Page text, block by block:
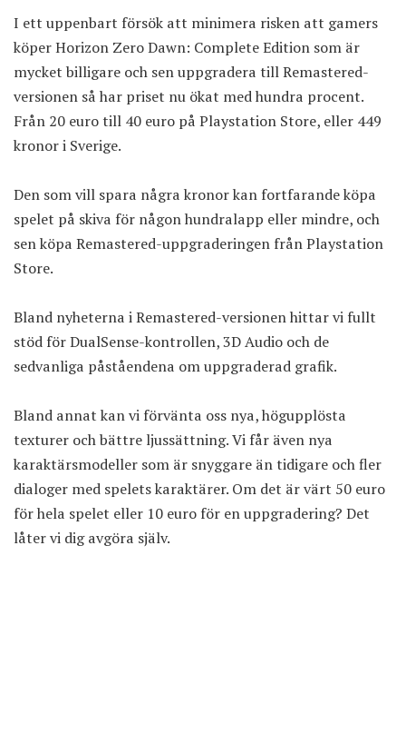
I ett uppenbart försök att minimera risken att gamers
köper Horizon Zero Dawn: Complete Edition som är
mycket billigare och sen uppgradera till Remastered-
versionen så har priset nu ökat med hundra procent.
Från 20 euro till 40 euro på Playstation Store, eller 449
kronor i Sverige.
Den som vill spara några kronor kan fortfarande köpa
spelet på skiva för någon hundralapp eller mindre, och
sen köpa Remastered-uppgraderingen från Playstation
Store.
Bland nyheterna i Remastered-versionen hittar vi fullt
stöd för DualSense-kontrollen, 3D Audio och de
sedvanliga påståendena om uppgraderad grafik.
Bland annat kan vi förvänta oss nya, högupplösta
texturer och bättre ljussättning. Vi får även nya
karaktärsmodeller som är snyggare än tidigare och fler
dialoger med spelets karaktärer. Om det är värt 50 euro
för hela spelet eller 10 euro för en uppgradering? Det
låter vi dig avgöra själv.